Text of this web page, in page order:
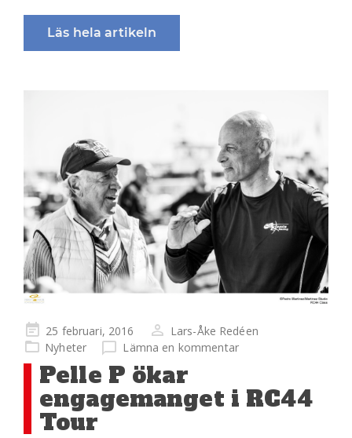
Läs hela artikeln
Publicerad
på
25 februari, 2016
Lars-Åke Redéen
Nyheter
Lämna en kommentar
Pelle P ökar
engagemanget i RC44
Tour